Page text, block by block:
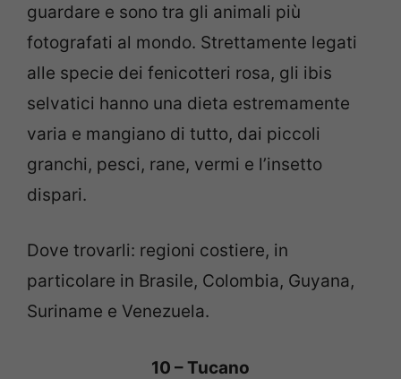
guardare e sono tra gli animali più
fotografati al mondo. Strettamente legati
alle specie dei fenicotteri rosa, gli ibis
selvatici hanno una dieta estremamente
varia e mangiano di tutto, dai piccoli
granchi, pesci, rane, vermi e l’insetto
dispari.
Dove trovarli: regioni costiere, in
particolare in Brasile, Colombia, Guyana,
Suriname e Venezuela.
10 – Tucano